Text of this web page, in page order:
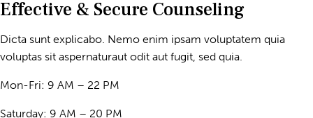
Effective & Secure Counseling
Dicta sunt explicabo. Nemo enim ipsam voluptatem quia
voluptas sit aspernaturaut odit aut fugit, sed quia.
Mon-Fri: 9 AM – 22 PM
Saturday: 9 AM – 20 PM